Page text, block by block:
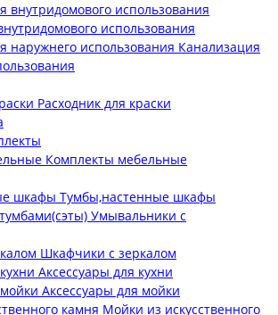
использования
Канализация
Расходник для краски
Комплекты мебельные
Тумбы,настенные шкафы
Умывальники с
Шкафчики с зеркалом
Аксессуары для кухни
Аксессуары для мойки
Мойки из искусственного